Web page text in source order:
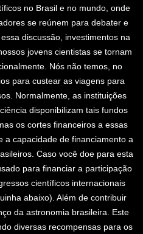
no Brasil e no mundo, onde
se reúnem para debater e
discussão, investimentos na
jovens cientistas se tornam
Nós não temos, no
para custear as viagens para
Normalmente, as instituições
disponibilizam tais fundos
os cortes financeiros a essas
a capacidade de financiamento a
Caso você doe para esta
para financiar a participação
científicos internacionais
abaixo). Além de contribuir
da astronomia brasileira. Este
diversas recompensas para os